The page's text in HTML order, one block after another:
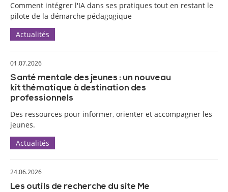
Comment intégrer l'IA dans ses pratiques tout en restant le
pilote de la démarche pédagogique
Actualités
01.07.2026
Santé mentale des jeunes : un nouveau
kit thématique à destination des
professionnels
Des ressources pour informer, orienter et accompagner les
jeunes.
Actualités
24.06.2026
Les outils de recherche du site Me